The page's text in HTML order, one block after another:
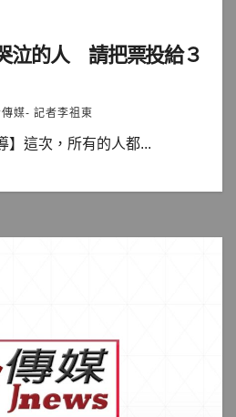
泣的人 請把票投給３
媒- 記者李祖東
】這次，所有的人都...